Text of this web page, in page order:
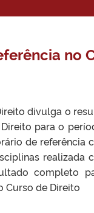
no
divulga o
para o
de referência
realizada
completo
Curso de Direito